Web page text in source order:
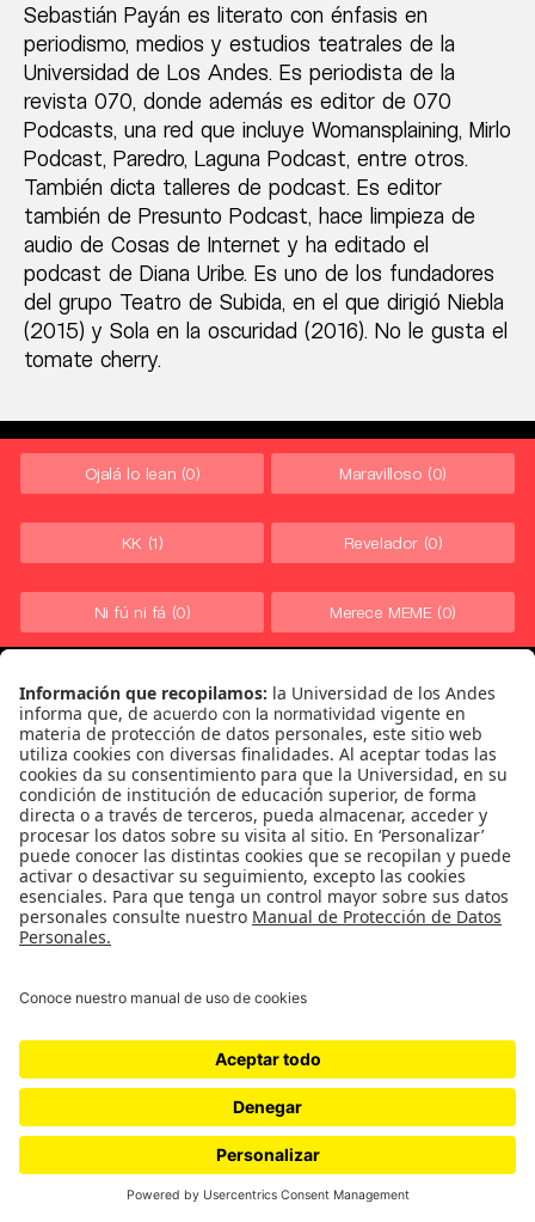
Sebastián Payán es literato con énfasis en
periodismo, medios y estudios teatrales de la
Universidad de Los Andes. Es periodista de la
revista 070, donde además es editor de 070
Podcasts, una red que incluye Womansplaining, Mirlo
Podcast, Paredro, Laguna Podcast, entre otros.
También dicta talleres de podcast. Es editor
también de Presunto Podcast, hace limpieza de
audio de Cosas de Internet y ha editado el
podcast de Diana Uribe. Es uno de los fundadores
del grupo Teatro de Subida, en el que dirigió Niebla
(2015) y Sola en la oscuridad (2016). No le gusta el
tomate cherry.
Ojalá lo lean (0) Maravilloso (0)
KK (1) Revelador (0)
Ni fú ni fá (0) Merece MEME (0)
Leave a Reply
You must belogged into post a comment.
Relacionados
Un envión que perdió el impulso:
balance ambiental del gobierno
Petro
David De Salvador